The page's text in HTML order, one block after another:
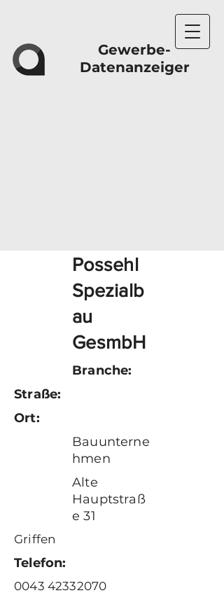
Gewerbe-
Datenanzeiger
Possehl
Spezialb
au
GesmbH
Branche:
Straße:
Ort:
Bauunterne
hmen
Alte
Hauptstraß
e 31
Griffen
Telefon:
0043 42332070